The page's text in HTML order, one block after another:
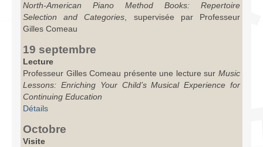
North-American Piano Method Books: Repertoire
Selection and Categories, supervisée par Professeur
Gilles Comeau
19 septembre
Lecture
Professeur Gilles Comeau présente une lecture sur Music
Lessons: Enriching Your Child’s Musical Experience for
Continuing Education
Détails
Octobre
Visite